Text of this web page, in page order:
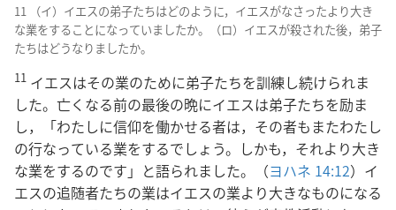
11 （イ）イエスの弟子たちはどのように，イエスがなさったより大き
な業をすることになっていましたか。（ロ）イエスが殺された後，弟子
たちはどうなりましたか。
11 イエスはその業のために弟子たちを訓練し続けられま
した。亡くなる前の最後の晩にイエスは弟子たちを励ま
し，「わたしに信仰を働かせる者は，その者もまたわたし
の行なっている業をするでしょう。しかも，それより大き
な業をするのです」と語られました。（ヨハネ 14:12）イ
エスの追随者たちの業はイエスの業より大きなものになる